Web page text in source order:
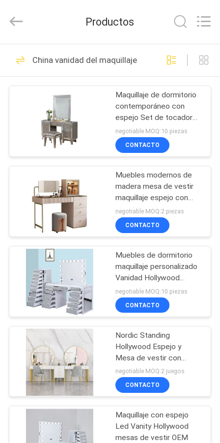
INICIO
PRODUCTOS
VIDEOS
SHOW
SOBRE
NOSOTROS
VISITA
FÁBRICA
CONTACTO
NOTICIAS
TODOS
LOS
CASOS
Furniture
Rights
Muebles para el
salón
61
Muebles del
comedor
21
vanidad del
maquillaje
49
Casa de la cápsula
espacial
Productos
China vanidad del maquillaje
Maquillaje de dormitorio
contemporáneo con
espejo Set de tocador
de mesa de vanidad con
taburete
negotiable MOQ:10 piezas
CONTACTO
Muebles modernos de
madera mesa de vestir
maquillaje espejo con
cajones
negotiable MOQ:2 piezas
CONTACTO
Muebles de dormitorio
maquillaje personalizado
Vanidad Hollywood
Espejo Mesa de vestir
negotiable MOQ:10 piezas
CONTACTO
Nordic Standing
Hollywood Espejo y
Mesa de vestir con
cajones
negotiable MOQ:2 juegos
CONTACTO
Maquillaje con espejo
Led Vanity Hollywood
mesas de vestir OEM